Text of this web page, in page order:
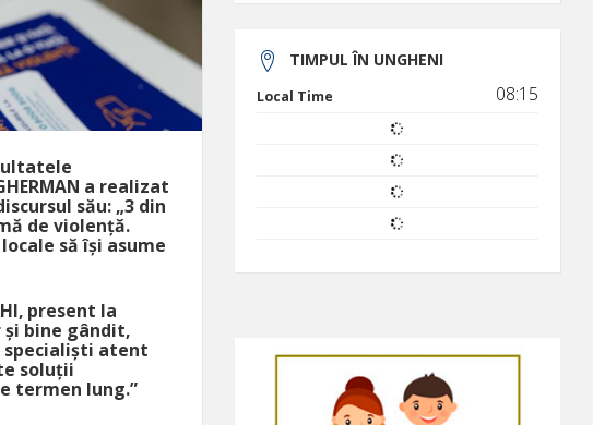
a realizat
său: „3 din
de violență.
să își asume
present la
bine gândit,
specialiști atent
soluții
termen lung.”
TIMPUL ÎN UNGHENI
Local Time 08:15